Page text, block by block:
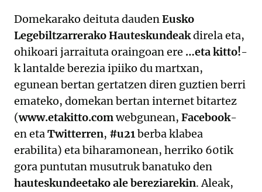
Domekarako deituta daudenEusko
Legebiltzarrerako Hauteskundeakdirela eta,
ohikoari jarraituta oraingoan ere …eta kitto!-
k lantalde berezia ipiiko du martxan,
egunean bertan gertatzen diren guztien berri
emateko, domekan bertan internet bitartez
(www.etakitto.comwebgunean, Facebook-
en etaTwitterren, #u21berba klabea
erabilita) eta biharamonean, herriko 60tik
gora puntutan musutruk banatuko den
hauteskundeetako ale bereziarekin. Aleak,